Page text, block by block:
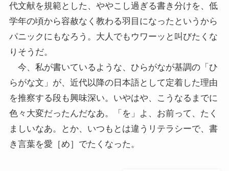
代文献を規範とした、ややこし過ぎる書き分けを、低
学年の頃から容赦なく教わる羽目になったというから
パニックにもなろう。大人でもウワーッと叫びたくな
りそうだ。
今、私が書いているような、ひらがなが基調の「ひ
らがな文」が、近代以降の日本語として定着した理由
を推察する段も興味深い。いやはや、こうなるまでに
色々大変だったんだなあ。「を」よ、お前って、たく
ましいなあ。とか、いつもとは違うリテラシーで、書
き言葉を愛［め］でたくなった。